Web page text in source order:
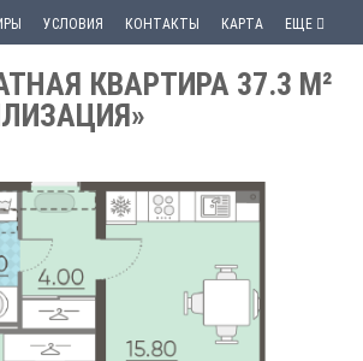
УСЛОВИЯ КОНТАКТЫ КАРТА ЕЩЕ
КВАРТИРА 37.3 М²